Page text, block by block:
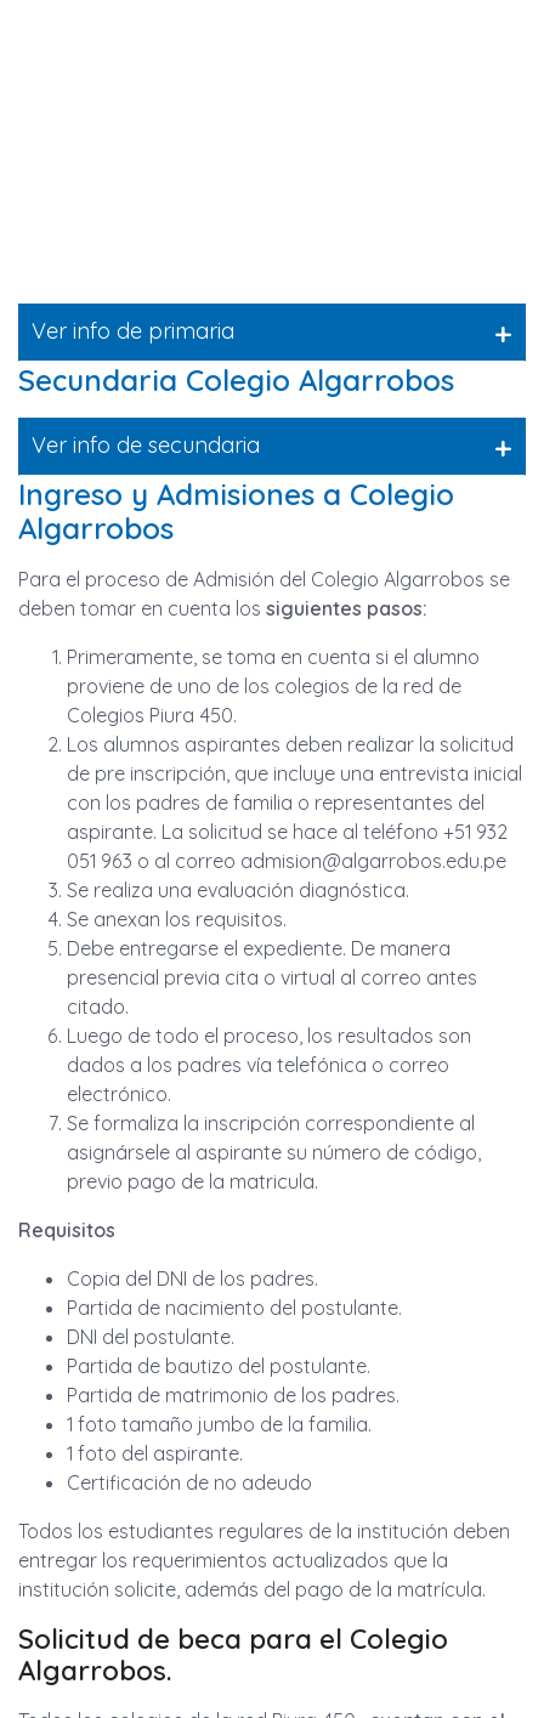
Ver info de primaria +
Secundaria Colegio Algarrobos
Ver info de secundaria +
Ingreso y Admisiones a Colegio
Algarrobos
Para el proceso de Admisión del Colegio Algarrobos se
deben tomar en cuenta los siguientes pasos:
Primeramente, se toma en cuenta si el alumno
proviene de uno de los colegios de la red de
Colegios Piura 450.
Los alumnos aspirantes deben realizar la solicitud
de pre inscripción, que incluye una entrevista inicial
con los padres de familia o representantes del
aspirante. La solicitud se hace al teléfono +51 932
051 963 o al correo admision@algarrobos.edu.pe
Se realiza una evaluación diagnóstica.
Se anexan los requisitos.
Debe entregarse el expediente. De manera
presencial previa cita o virtual al correo antes
citado.
Luego de todo el proceso, los resultados son
dados a los padres vía telefónica o correo
electrónico.
Se formaliza la inscripción correspondiente al
asignársele al aspirante su número de código,
previo pago de la matricula.
Requisitos
Copia del DNI de los padres.
Partida de nacimiento del postulante.
DNI del postulante.
Partida de bautizo del postulante.
Partida de matrimonio de los padres.
1 foto tamaño jumbo de la familia.
1 foto del aspirante.
Certificación de no adeudo
Todos los estudiantes regulares de la institución deben
entregar los requerimientos actualizados que la
institución solicite, además del pago de la matrícula.
Solicitud de beca para el Colegio
Algarrobos.